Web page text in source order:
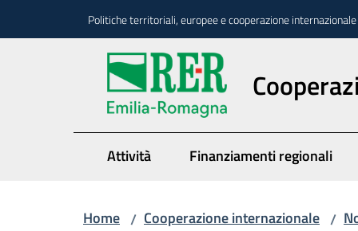
Politiche territoriali, europee e cooperazione internazionale
Attività Finanziamenti regionali
Home / Cooperazione internazionale /